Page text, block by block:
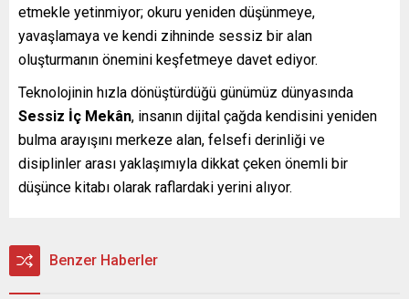
etmekle yetinmiyor; okuru yeniden düşünmeye,
yavaşlamaya ve kendi zihninde sessiz bir alan
oluşturmanın önemini keşfetmeye davet ediyor.
Teknolojinin hızla dönüştürdüğü günümüz dünyasında
Sessiz İç Mekân, insanın dijital çağda kendisini yeniden
bulma arayışını merkeze alan, felsefi derinliği ve
disiplinler arası yaklaşımıyla dikkat çeken önemli bir
düşünce kitabı olarak raflardaki yerini alıyor.
Benzer Haberler